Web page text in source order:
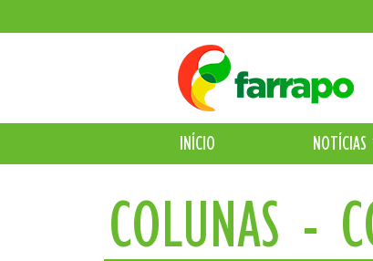
INÍCIO NOTÍCIAS
COLUNAS -